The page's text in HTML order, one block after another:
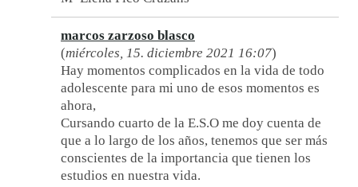
marcos zarzoso blasco
(miércoles, 15. diciembre 2021 16:07)
Hay momentos complicados en la vida de todo
adolescente para mi uno de esos momentos es
ahora,
Cursando cuarto de la E.S.O me doy cuenta de
que a lo largo de los años, tenemos que ser más
conscientes de la importancia que tienen los
estudios en nuestra vida.